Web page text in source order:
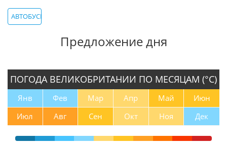
АВТОБУСНЫЕ ТУРЫ
Предложение дня
ПОГОДА ВЕЛИКОБРИТАНИИ ПО МЕСЯЦАМ (°С)
Янв Фев Мар Апр Май
Июн
Июл
Авг Сен Окт Ноя Дек